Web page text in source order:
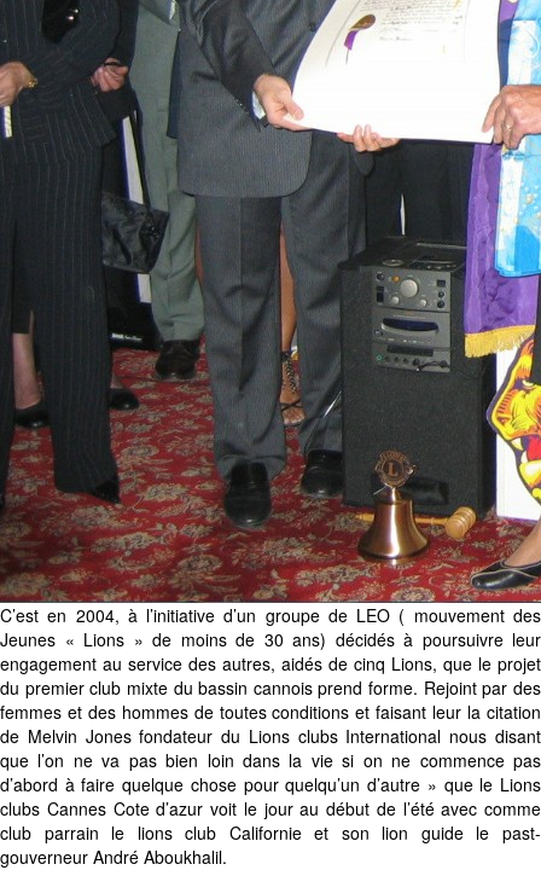
C’est en 2004, à l’initiative d’un groupe de LEO ( mouvement des
Jeunes « Lions » de moins de 30 ans) décidés à poursuivre leur
engagement au service des autres, aidés de cinq Lions, que le projet
du premier club mixte du bassin cannois prend forme. Rejoint par des
femmes et des hommes de toutes conditions et faisant leur la citation
de Melvin Jones fondateur du Lions clubs International nous disant
que l’on ne va pas bien loin dans la vie si on ne commence pas
d’abord à faire quelque chose pour quelqu’un d’autre » que le Lions
clubs Cannes Cote d’azur voit le jour au début de l’été avec comme
club parrain le lions club Californie et son lion guide le past-
gouverneur André Aboukhalil.